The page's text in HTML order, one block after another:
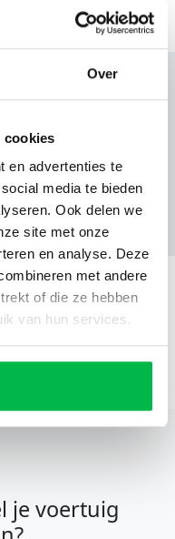
Over
cookies
en advertenties te
media te bieden
Ook delen we
site met onze
en analyse. Deze
met andere
of die ze hebben
van hun services.
je voertuig